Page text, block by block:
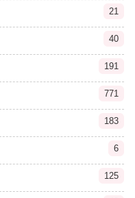
21
40
191
771
183
6
125